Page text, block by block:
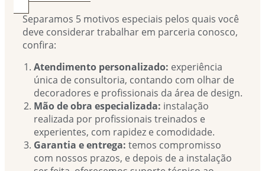
Separamos 5 motivos especiais pelos quais você
deve considerar trabalhar em parceria conosco,
confira:
Atendimento personalizado: experiência
única de consultoria, contando com olhar de
decoradores e profissionais da área de design.
Mão de obra especializada: instalação
realizada por profissionais treinados e
experientes, com rapidez e comodidade.
Garantia e entrega: temos compromisso
com nossos prazos, e depois de a instalação